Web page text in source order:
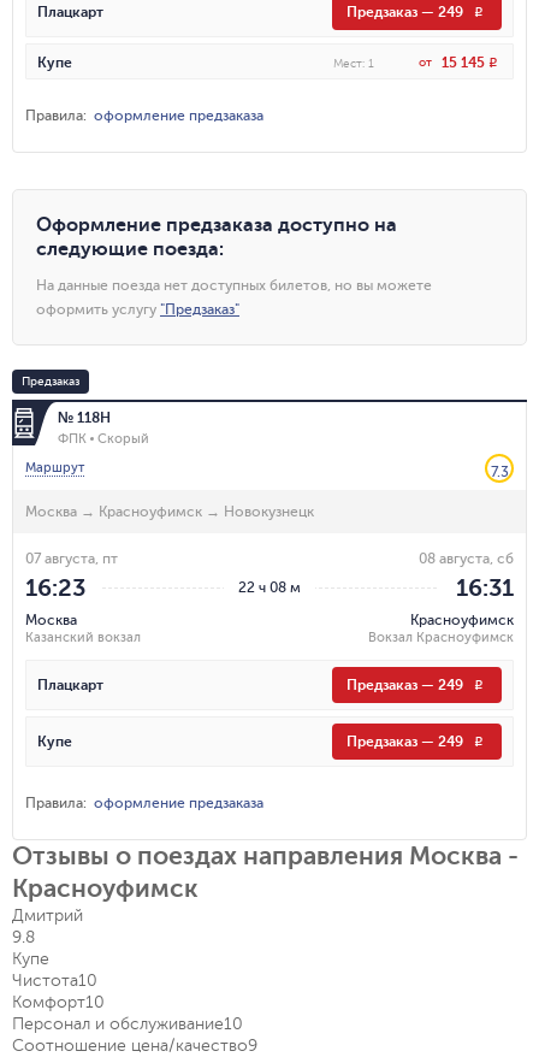
Плацкарт Предзаказ — 249 R
Купе Мест: 1 от 15 145 R
Правила: оформление предзаказа
Оформление предзаказа доступно на
следующие поезда:
На данные поезда нет доступных билетов, но вы можете
оформить услугу "Предзаказ"
Предзаказ
№ 118Н
ФПК
Скорый
Маршрут
7.3
Москва → Красноуфимск → Новокузнецк
22 ч 08 м
07 августа, пт
16:23
Москва
Казанский вокзал
08 августа, сб
16:31
Красноуфимск
Вокзал Красноуфимск
Плацкарт Предзаказ — 249 R
Купе Предзаказ — 249 R
Правила: оформление предзаказа
Отзывы о поездах направления Москва -
Красноуфимск
Дмитрий
9.8
Купе
Чистота10
Комфорт10
Персонал и обслуживание10
Соотношение цена/качество9